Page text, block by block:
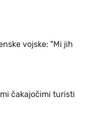
vojske: "Mi jih
čakajočimi turisti